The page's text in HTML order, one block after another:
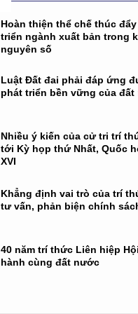
Hoàn thiện thể chế thúc
triển ngành xuất bản trong
nguyên số
Luật Đất đai phải đáp ứng
phát triển bền vững của
Nhiều ý kiến của cử tri trí
tới Kỳ họp thứ Nhất, Quốc
XVI
Khẳng định vai trò của trí
tư vấn, phản biện chính
40 năm trí thức Liên hiệp
hành cùng đất nước